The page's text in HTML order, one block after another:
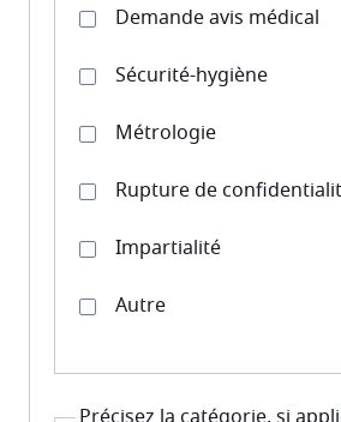
Demande avis médical
Sécurité-hygiène
Métrologie
Rupture de
Impartialité
Autre
Précisez la catégorie, si